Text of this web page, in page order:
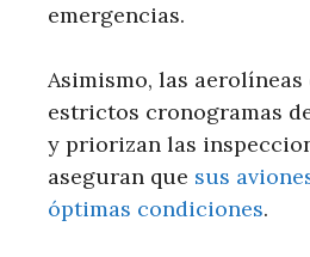
emergencias.
Asimismo, las
estrictos cronogramas
y priorizan las
aseguran que sus
óptimas condiciones.